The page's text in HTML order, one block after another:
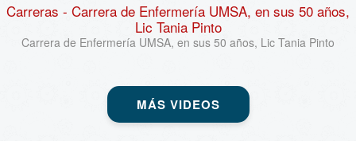
Carreras - Carrera de Enfermería UMSA, en sus 50 años,
Lic Tania Pinto
Carrera de Enfermería UMSA, en sus 50 años, Lic Tania Pinto
MÁS VIDEOS